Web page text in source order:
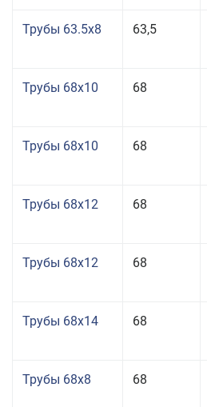
Трубы 63.5x8 63,5
Трубы 68x10 68
Трубы 68x10 68
Трубы 68x12 68
Трубы 68x12 68
Трубы 68x14 68
Трубы 68x8 68